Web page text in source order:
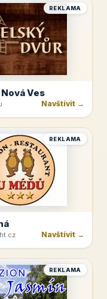
REKLAMA
Ves
Navštívit →
REKLAMA
Navštívit →
REKLAMA